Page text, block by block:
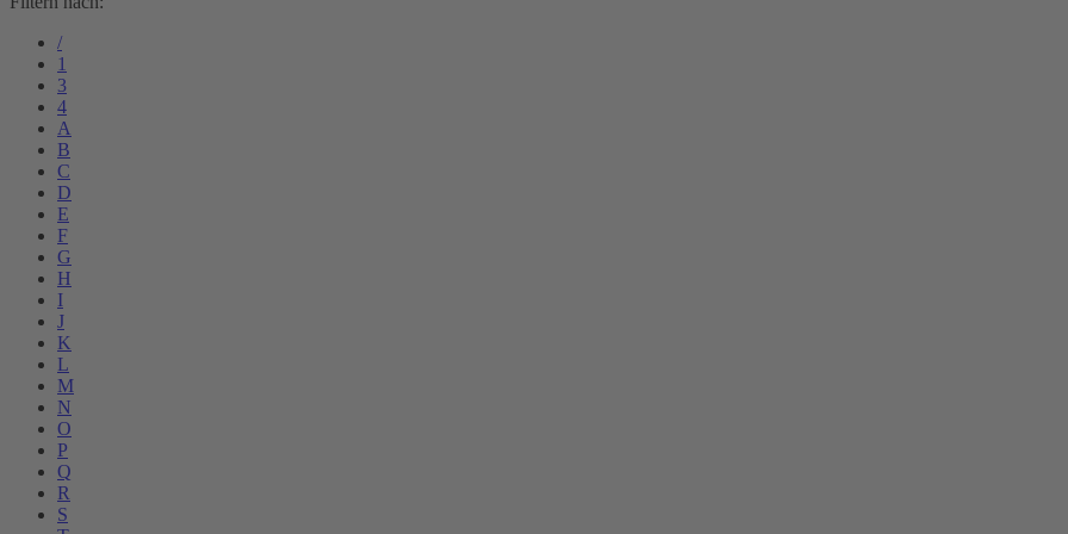
/
1
3
4
A
B
C
D
E
F
G
H
I
J
K
L
M
N
O
P
Q
R
S